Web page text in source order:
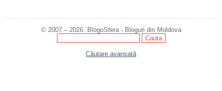
© 2007 – 2026. BlogoSfera - Bloguri din Moldova
Căutare avansată